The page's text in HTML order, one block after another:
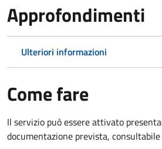
Approfondimenti
Ulteriori informazioni
Come fare
Il servizio può essere attivato
documentazione prevista,